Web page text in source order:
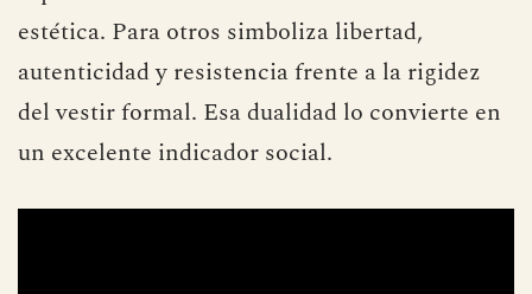
estética. Para otros simboliza libertad,
autenticidad y resistencia frente a la rigidez
del vestir formal. Esa dualidad lo convierte en
un excelente indicador social.